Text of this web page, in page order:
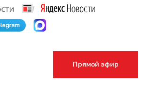
Прямой эфир